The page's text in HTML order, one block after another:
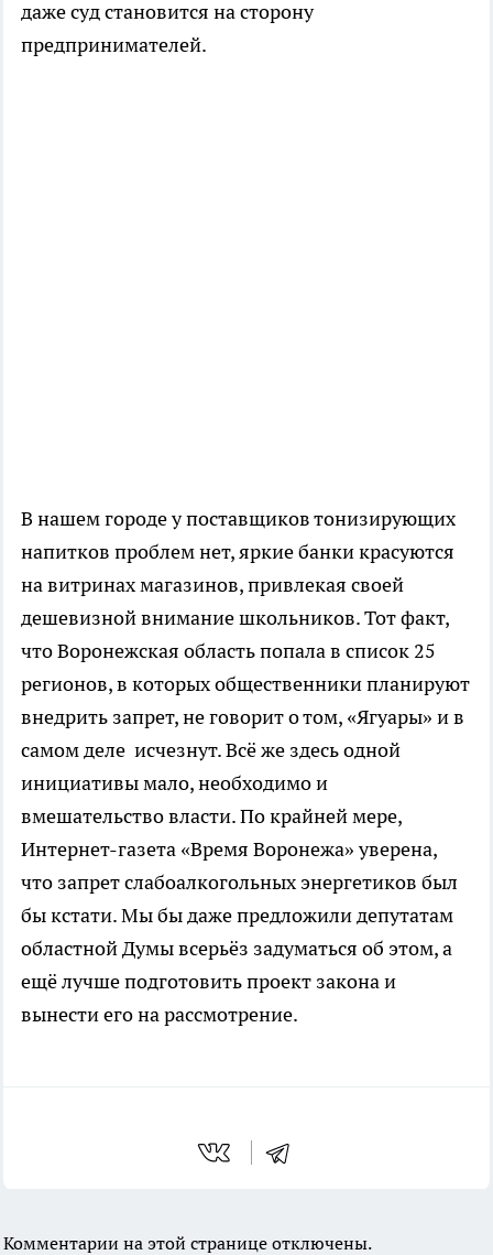
даже суд становится на сторону
предпринимателей.
В нашем городе у поставщиков тонизирующих
напитков проблем нет, яркие банки красуются
на витринах магазинов, привлекая своей
дешевизной внимание школьников. Тот факт,
что Воронежская область попала в список 25
регионов, в которых общественники планируют
внедрить запрет, не говорит о том, «Ягуары» и в
самом деле исчезнут. Всё же здесь одной
инициативы мало, необходимо и
вмешательство власти. По крайней мере,
Интернет-газета «Время Воронежа» уверена,
что запрет слабоалкогольных энергетиков был
бы кстати. Мы бы даже предложили депутатам
областной Думы всерьёз задуматься об этом, а
ещё лучше подготовить проект закона и
вынести его на рассмотрение.
Комментарии на этой странице отключены.